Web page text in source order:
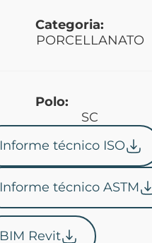
Categoria:
PORCELLANATO
Polo:
SC
Informe técnico ISO
Informe técnico ASTM
BIM Revit